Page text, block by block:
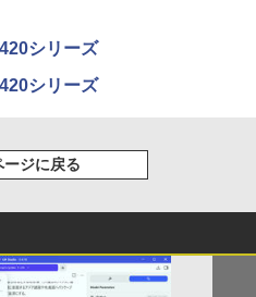
位!1,600円OFFクーポン 8/4 20:
】Xiaomi Monitor A24i 20
ΔE＜1 低ブルーライト 大
認証 目にやさしい 調整可能な
VESA
と迷宮深部を目指す。（13）
籍】[ ユーリ ]
発送予定★ 宇宙兄弟 全巻セ
Liberty 5 アプリコットピ
ップグレード版】AOKIMI ワイヤ
動ペアリング Type-C充電 マイク
ッチ式音量調整 スポーツ/通勤/通
(Stadium ver.)
(Stadium ver.)
ットボトル 500ミリリットル (Sm
モノクロ版 115 (ジャンプコミッ
モノクロ版 39 (ジャンプ
シリーズ
シリーズ
ージに戻る